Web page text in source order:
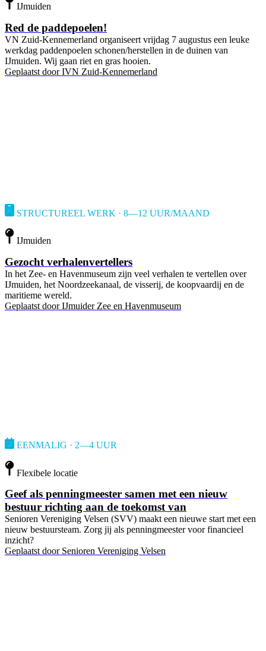
IJmuiden
Red de paddepoelen!
VN Zuid-Kennemerland organiseert vrijdag 7 augustus een leuke
werkdag paddenpoelen schonen/herstellen in de duinen van
IJmuiden. Wij gaan riet en gras hooien.
Geplaatst door IVN Zuid-Kennemerland
STRUCTUREEL WERK · 8—12 UUR/MAAND
IJmuiden
Gezocht verhalenvertellers
In het Zee- en Havenmuseum zijn veel verhalen te vertellen over
IJmuiden, het Noordzeekanaal, de visserij, de koopvaardij en de
maritieme wereld.
Geplaatst door IJmuider Zee en Havenmuseum
EENMALIG · 2—4 UUR
Flexibele locatie
Geef als penningmeester samen met een nieuw
bestuur richting aan de toekomst van
Senioren Vereniging Velsen (SVV) maakt een nieuwe start met een
nieuw bestuursteam. Zorg jij als penningmeester voor financieel
inzicht?
Geplaatst door Senioren Vereniging Velsen